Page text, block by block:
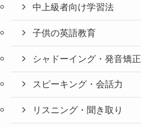
中上級者向け学習法
子供の英語教育
シャドーイング・発音矯正
スピーキング・会話力
リスニング・聞き取り